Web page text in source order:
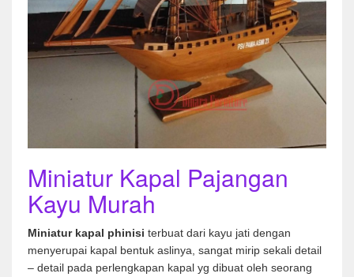
Miniatur Kapal Pajangan
Kayu Murah
Miniatur kapal phinisi terbuat dari kayu jati dengan
menyerupai kapal bentuk aslinya, sangat mirip sekali detail
– detail pada perlengkapan kapal yg dibuat oleh seorang